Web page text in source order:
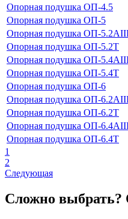
Опорная подушка ОП-4.5
Опорная подушка ОП-5
Опорная подушка ОП-
Опорная подушка ОП-5.2Т
Опорная подушка ОП-
Опорная подушка ОП-5.4Т
Опорная подушка ОП-6
Опорная подушка ОП-
Опорная подушка ОП-6.2Т
Опорная подушка ОП-
Опорная подушка ОП-6.4Т
1
2
Следующая
Сложно